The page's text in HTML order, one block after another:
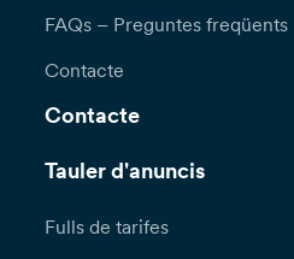
FAQs – Preguntes freqüents
Contacte
Contacte
Tauler d'anuncis
Fulls de tarifes